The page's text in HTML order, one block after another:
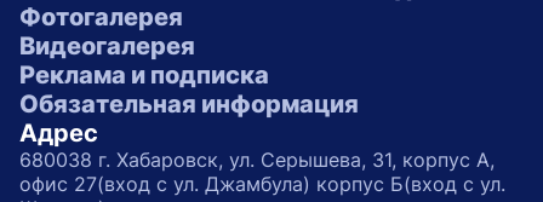
Фотогалерея
Видеогалерея
Реклама и подписка
Обязательная информация
Адрес
680038 г. Хабаровск, ул. Серышева, 31, корпус А,
офис 27(вход с ул. Джамбула) корпус Б(вход с ул.